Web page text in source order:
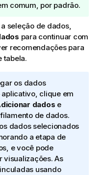
comum, por padrão.
seleção de dados,
para continuar com
recomendações para
tabela.
os dados
clique em
dados e
de dados.
dados selecionados
a etapa de
e você pode
visualizações. As
usando